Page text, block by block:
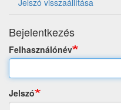
Jelszó visszaállítása
Bejelentkezés
Felhasználónév
Jelszó